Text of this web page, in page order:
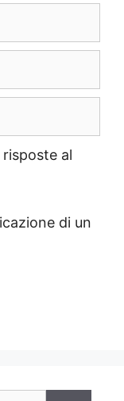
al
di un